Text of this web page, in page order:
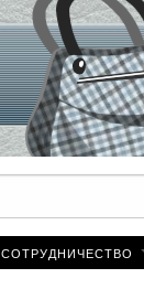
СОТРУДНИЧЕСТВО